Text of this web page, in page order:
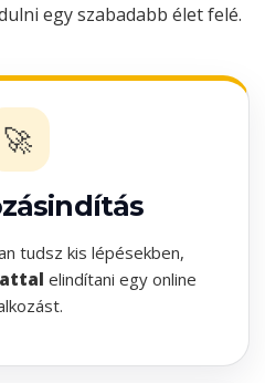
egy szabadabb élet felé.
🚀
tudsz kis lépésekben,
elindítani egy online